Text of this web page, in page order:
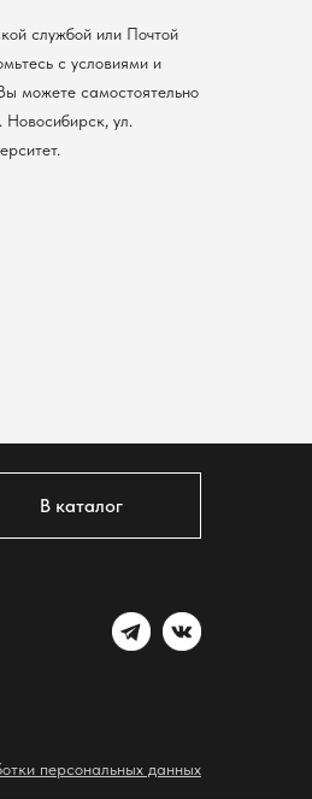
службой или Почтой
с условиями и
можете самостоятельно
ул.
В каталог
персональных данных